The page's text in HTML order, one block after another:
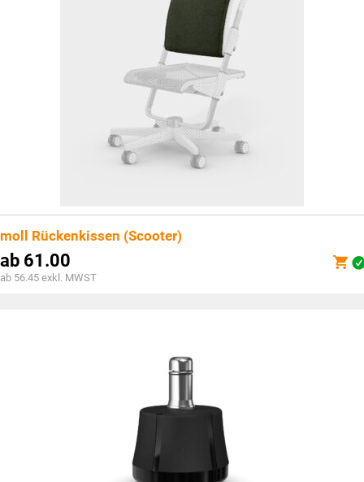
moll Rückenkissen (Scooter)
ab 61.00
ab 56.45 exkl. MWST